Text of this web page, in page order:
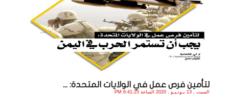
لتأمين فرص عمل في الولايات المتحدة: ...
السبت , 13 يـونـيـو , 2020 الساعة 6:41:25 PM